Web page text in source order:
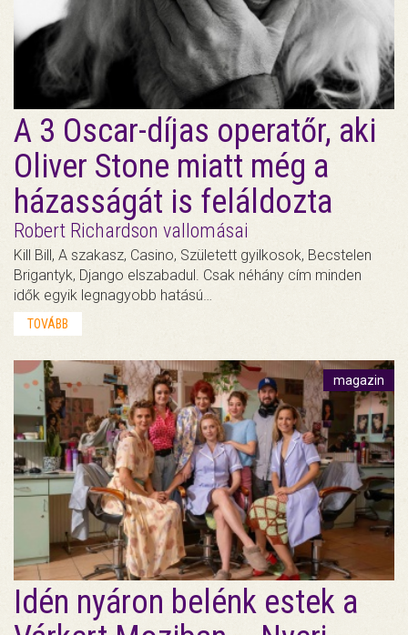
A 3 Oscar-díjas operatőr, aki
Oliver Stone miatt még a
házasságát is feláldozta
Robert Richardson vallomásai
Kill Bill, A szakasz, Casino, Született gyilkosok, Becstelen
Brigantyk, Django elszabadul. Csak néhány cím minden
idők egyik legnagyobb hatású…
TOVÁBB
magazin
Idén nyáron belénk estek a